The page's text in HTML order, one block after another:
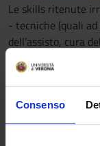
Consenso
Le skills ritenute
- tecniche (quali
dell’assisto, cura
- di accertamento
- di sicurezza:
delle infezioni.
Programma